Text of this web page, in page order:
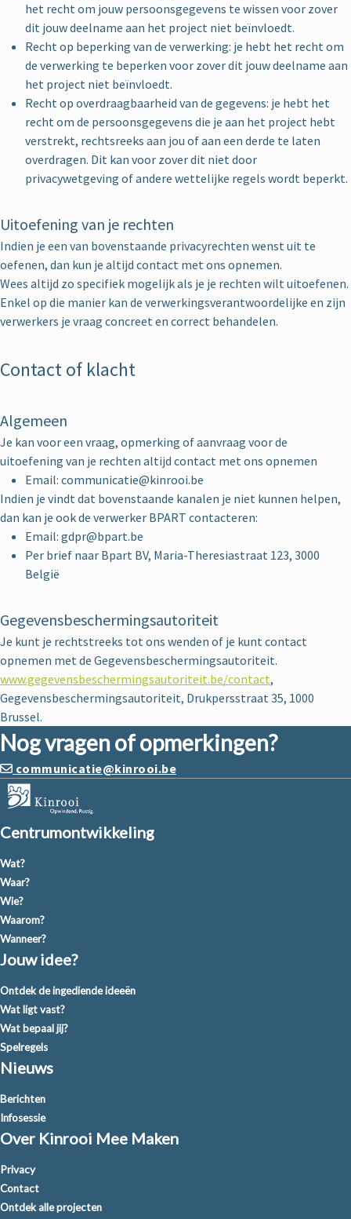
het recht om jouw persoonsgegevens te wissen voor zover
dit jouw deelname aan het project niet beïnvloedt.
Recht op beperking van de verwerking: je hebt het recht om
de verwerking te beperken voor zover dit jouw deelname aan
het project niet beïnvloedt.
Recht op overdraagbaarheid van de gegevens: je hebt het
recht om de persoonsgegevens die je aan het project hebt
verstrekt, rechtsreeks aan jou of aan een derde te laten
overdragen. Dit kan voor zover dit niet door
privacywetgeving of andere wettelijke regels wordt beperkt.
Uitoefening van je rechten
Indien je een van bovenstaande privacyrechten wenst uit te
oefenen, dan kun je altijd contact met ons opnemen.
Wees altijd zo specifiek mogelijk als je je rechten wilt uitoefenen.
Enkel op die manier kan de verwerkingsverantwoordelijke en zijn
verwerkers je vraag concreet en correct behandelen.
Contact of klacht
Algemeen
Je kan voor een vraag, opmerking of aanvraag voor de
uitoefening van je rechten altijd contact met ons opnemen
Email: communicatie@kinrooi.be
Indien je vindt dat bovenstaande kanalen je niet kunnen helpen,
dan kan je ook de verwerker BPART contacteren:
Email: gdpr@bpart.be
Per brief naar Bpart BV, Maria-Theresiastraat 123, 3000
België
Gegevensbeschermingsautoriteit
Je kunt je rechtstreeks tot ons wenden of je kunt contact
opnemen met de Gegevensbeschermingsautoriteit.
www.gegevensbeschermingsautoriteit.be/contact,
Gegevensbeschermingsautoriteit, Drukpersstraat 35, 1000
Brussel.
Nog vragen of opmerkingen?
communicatie@kinrooi.be
Centrumontwikkeling
Wat?
Waar?
Wie?
Waarom?
Wanneer?
Jouw idee?
Ontdek de ingediende ideeën
Wat ligt vast?
Wat bepaal jij?
Spelregels
Nieuws
Berichten
Infosessie
Over Kinrooi Mee Maken
Privacy
Contact
Ontdek alle projecten